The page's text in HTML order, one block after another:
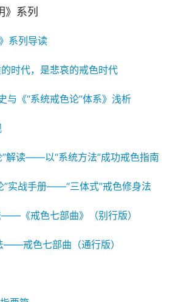
》系列
系列导读
时代，是悲哀的戒色时代
与《“系统戒色论”体系》浅析
”解读——以“系统方法”成功戒色指南
”实战手册——“三体式”戒色修身法
《戒色七部曲》（别行版）
——戒色七部曲（通行版）